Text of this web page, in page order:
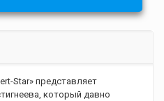
Star» представляет
который давно